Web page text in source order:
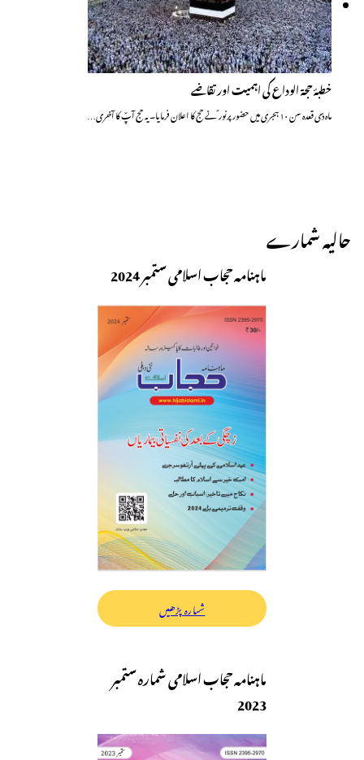
خطبۂ حجۃ الوداع کی اہمیت اور تقاضے
ماہ ذی قعدہ سن ۱۰ ہجری میں حضور پرنور ؐ نے حج کا اعلان فرمایا۔ یہ حج آپؐ کا آخری…
حالیہ شمارے
ماہنامہ حجاب اسلامی ستمبر 2024
شمارہ پڑھیں
ماہنامہ حجاب اسلامی شمارہ ستمبر
2023